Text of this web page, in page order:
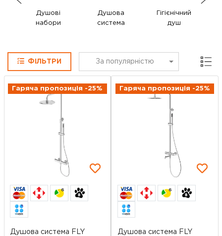
Душові
набори
Душова
система
Гігієнічний
душ
ФІЛЬТРИ За популярністю Сітка
Гаряча пропозиція -25%
6
Душова система FLY
Гаряча пропозиція -25%
6
Душова система FLY